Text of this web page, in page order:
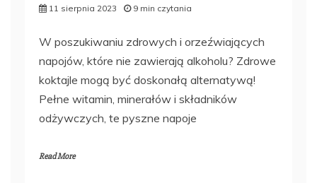
11 sierpnia 2023 9 min czytania
W poszukiwaniu zdrowych i orzeźwiających
napojów, które nie zawierają alkoholu? Zdrowe
koktajle mogą być doskonałą alternatywą!
Pełne witamin, minerałów i składników
odżywczych, te pyszne napoje
Read More